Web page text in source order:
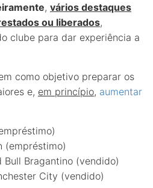
, vários destaques
ou liberados,
clube para dar experiência a
como objetivo preparar os
e, em princípio, aumentar
(empréstimo)
Bull Bragantino (vendido)
City (vendido)